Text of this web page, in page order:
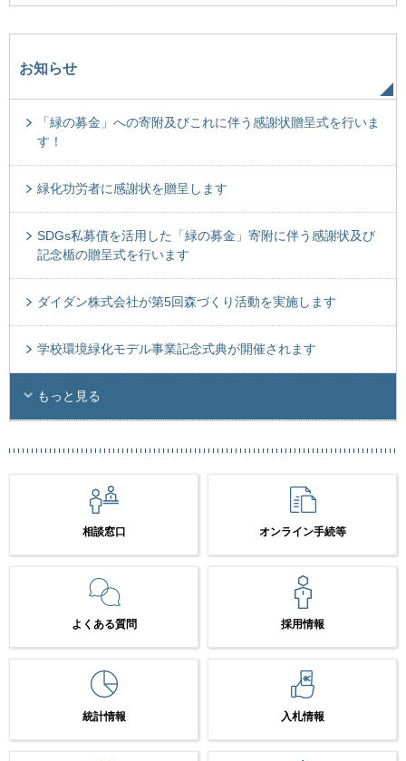
お知らせ
「緑の募金」への寄附及びこれに伴う感謝状贈呈式を行いま
す！
緑化功労者に感謝状を贈呈します
SDGs私募債を活用した「緑の募金」寄附に伴う感謝状及び
記念楯の贈呈式を行います
ダイダン株式会社が第5回森づくり活動を実施します
学校環境緑化モデル事業記念式典が開催されます
もっと見る
相談窓口 オンライン手続等
よくある質問 採用情報
統計情報 入札情報